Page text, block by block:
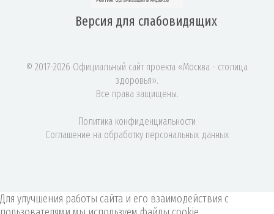
Версия для слабовидящих
© 2017-2026 Официальный сайт проекта «Москва - столица
здоровья».
Все права защищены.
Политика конфиденциальности
Соглашение на обработку персональных данных
Для улучшения работы сайта и его взаимодействия с